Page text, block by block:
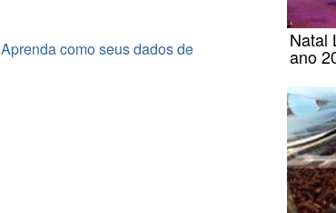
Aprenda como seus dados de
Natal
ano